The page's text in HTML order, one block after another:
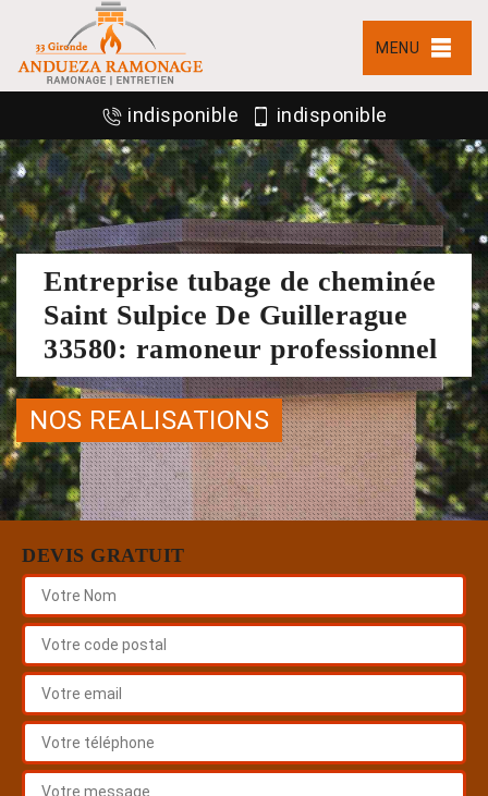
MENU
indisponible indisponible
Entreprise tubage de cheminée
Saint Sulpice De Guillerague
33580: ramoneur professionnel
NOS REALISATIONS
DEVIS GRATUIT